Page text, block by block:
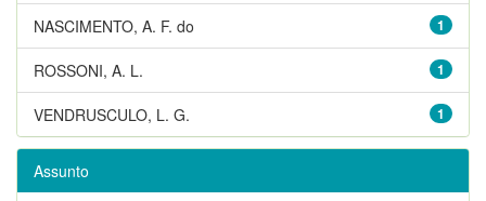
1
NASCIMENTO, A. F. do
1
ROSSONI, A. L.
1
VENDRUSCULO, L. G.
Assunto